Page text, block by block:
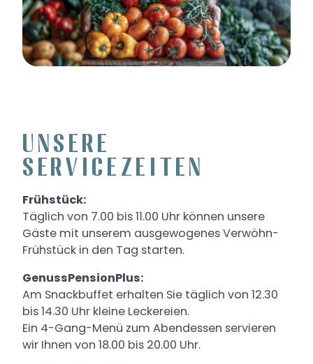
UNSERE
SERVICEZEITEN
Frühstück:
Täglich von 7.00 bis 11.00 Uhr können unsere
Gäste mit unserem ausgewogenes Verwöhn-
Frühstück in den Tag starten.
GenussPensionPlus:
Am Snackbuffet erhalten Sie täglich von 12.30
bis 14.30 Uhr kleine Leckereien.
Ein 4-Gang-Menü zum Abendessen servieren
wir Ihnen von 18.00 bis 20.00 Uhr.